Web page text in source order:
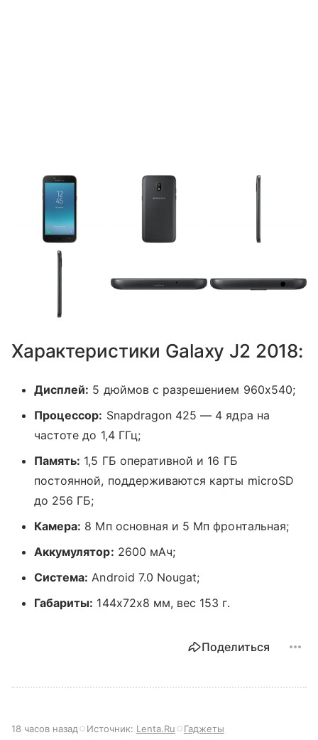
Характеристики Galaxy J2 2018:
Дисплей: 5 дюймов с разрешением 960х540;
Процессор: Snapdragon 425 — 4 ядра на
частоте до 1,4 ГГц;
Память: 1,5 ГБ оперативной и 16 ГБ
постоянной, поддерживаются карты microSD
до 256 ГБ;
Камера: 8 Мп основная и 5 Мп фронтальная;
Аккумулятор: 2600 мАч;
Система: Android 7.0 Nougat;
Габариты: 144х72х8 мм, вес 153 г.
Поделиться
18 часов назад Источник: Lenta.Ru Гаджеты